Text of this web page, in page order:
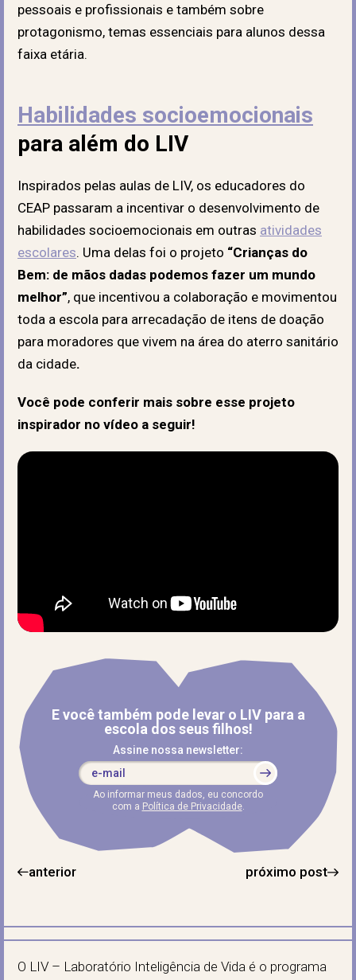
pessoais e profissionais e também sobre
protagonismo, temas essenciais para alunos dessa
faixa etária.
Habilidades socioemocionais
para além do LIV
Inspirados pelas aulas de LIV, os educadores do
CEAP passaram a incentivar o desenvolvimento de
habilidades socioemocionais em outras atividades
escolares. Uma delas foi o projeto “Crianças do
Bem: de mãos dadas podemos fazer um mundo
melhor”, que incentivou a colaboração e movimentou
toda a escola para arrecadação de itens de doação
para moradores que vivem na área do aterro sanitário
da cidade.
Você pode conferir mais sobre esse projeto
inspirador no vídeo a seguir!
E você também pode levar o LIV para a
escola dos seus filhos!
Assine nossa newsletter:
Ao informar meus dados, eu concordo
com a Política de Privacidade.
anterior próximo post
O LIV – Laboratório Inteligência de Vida é o programa